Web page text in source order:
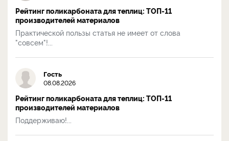
Рейтинг поликарбоната для теплиц: ТОП-11
производителей материалов
Практической пользы статья не имеет от слова
"совсем"!...
Гость
08.08.2026
Рейтинг поликарбоната для теплиц: ТОП-11
производителей материалов
Поддерживаю!...